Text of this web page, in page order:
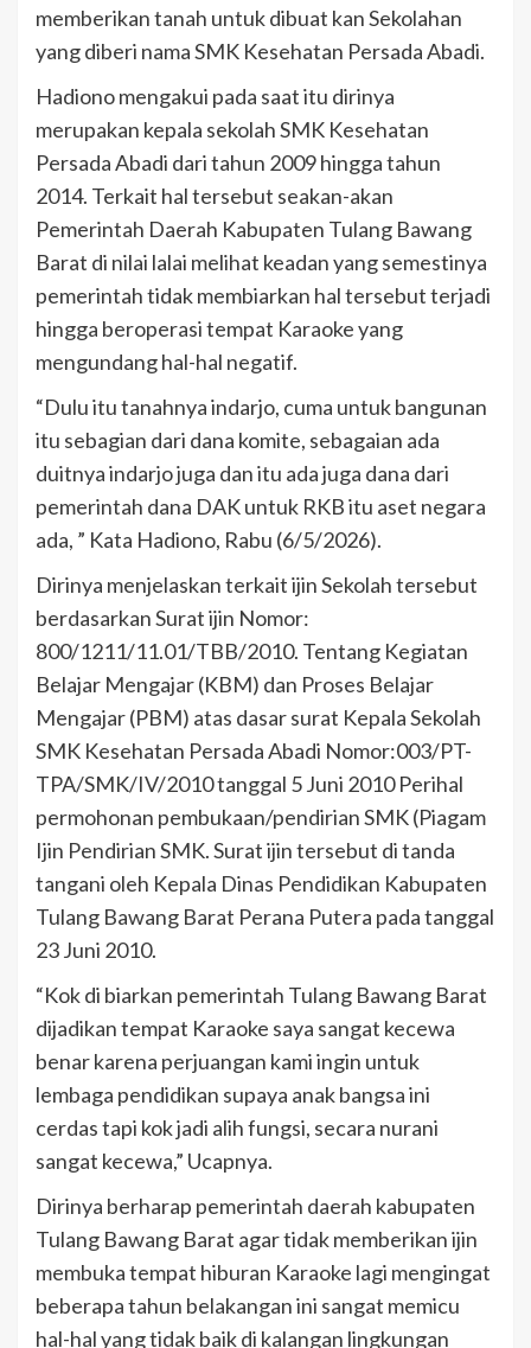
memberikan tanah untuk dibuat kan Sekolahan
yang diberi nama SMK Kesehatan Persada Abadi.
Hadiono mengakui pada saat itu dirinya
merupakan kepala sekolah SMK Kesehatan
Persada Abadi dari tahun 2009 hingga tahun
2014. Terkait hal tersebut seakan-akan
Pemerintah Daerah Kabupaten Tulang Bawang
Barat di nilai lalai melihat keadan yang semestinya
pemerintah tidak membiarkan hal tersebut terjadi
hingga beroperasi tempat Karaoke yang
mengundang hal-hal negatif.
“Dulu itu tanahnya indarjo, cuma untuk bangunan
itu sebagian dari dana komite, sebagaian ada
duitnya indarjo juga dan itu ada juga dana dari
pemerintah dana DAK untuk RKB itu aset negara
ada, ” Kata Hadiono, Rabu (6/5/2026).
Dirinya menjelaskan terkait ijin Sekolah tersebut
berdasarkan Surat ijin Nomor:
800/1211/11.01/TBB/2010. Tentang Kegiatan
Belajar Mengajar (KBM) dan Proses Belajar
Mengajar (PBM) atas dasar surat Kepala Sekolah
SMK Kesehatan Persada Abadi Nomor:003/PT-
TPA/SMK/IV/2010 tanggal 5 Juni 2010 Perihal
permohonan pembukaan/pendirian SMK (Piagam
Ijin Pendirian SMK. Surat ijin tersebut di tanda
tangani oleh Kepala Dinas Pendidikan Kabupaten
Tulang Bawang Barat Perana Putera pada tanggal
23 Juni 2010.
“Kok di biarkan pemerintah Tulang Bawang Barat
dijadikan tempat Karaoke saya sangat kecewa
benar karena perjuangan kami ingin untuk
lembaga pendidikan supaya anak bangsa ini
cerdas tapi kok jadi alih fungsi, secara nurani
sangat kecewa,” Ucapnya.
Dirinya berharap pemerintah daerah kabupaten
Tulang Bawang Barat agar tidak memberikan ijin
membuka tempat hiburan Karaoke lagi mengingat
beberapa tahun belakangan ini sangat memicu
hal-hal yang tidak baik di kalangan lingkungan